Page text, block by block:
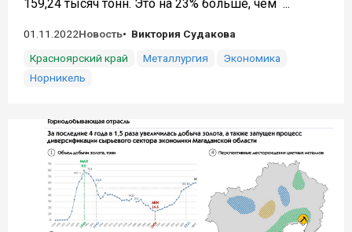
159,24 тысяч тонн. Это на 23% больше, чем ...
01.11.2022Новость
Виктория Судакова
Красноярский край
Металлургия
Экономика
Норникель